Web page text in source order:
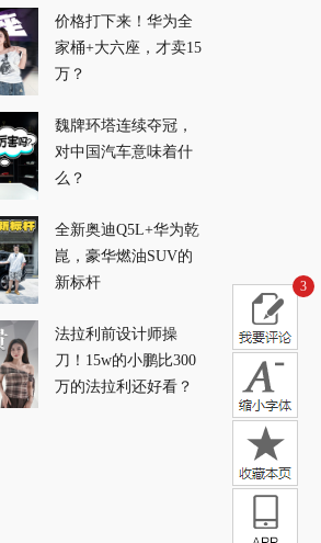
价格打下来！华为全
家桶+大六座，才卖15
万？
魏牌环塔连续夺冠，
对中国汽车意味着什
么？
全新奥迪Q5L+华为乾
崑，豪华燃油SUV的
新标杆
法拉利前设计师操
刀！15w的小鹏比300
万的法拉利还好看？
3